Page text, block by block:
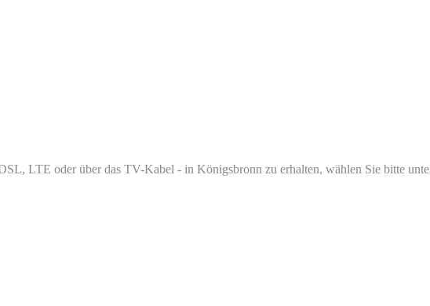
LTE oder über das TV-Kabel - in Königsbronn zu erhalten, wählen Sie bitte